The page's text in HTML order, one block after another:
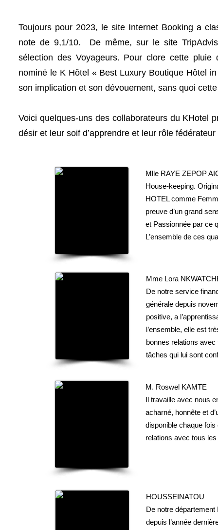
Toujours pour 2023, le site Internet Booking a
note de 9,1/10. De même, sur le site
sélection des Voyageurs. Pour clore cette
nominé le K Hôtel « Best Luxury Boutique Hôtel
son implication et son dévouement, sans quoi
Voici quelques-uns des collaborateurs du KHotel
désir et leur soif d’apprendre et leur rôle
Mlle RAYE ZEPOP
House-keeping.
HOTEL comme
preuve d’un grand
et Passionnée par ce
L’ensemble de ces
Mme Lora
De notre service
générale depuis
positive, a
l’ensemble, elle est
bonnes relations
tâches qui lui sont
M. Roswel KAMTE
Il travaille avec nous
acharné, honnête et
disponible chaque
relations avec tous
HOUSSEINATOU
De notre
depuis l’année